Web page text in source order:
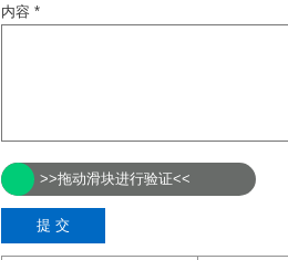
内容 *
>>拖动滑块进行验证<<